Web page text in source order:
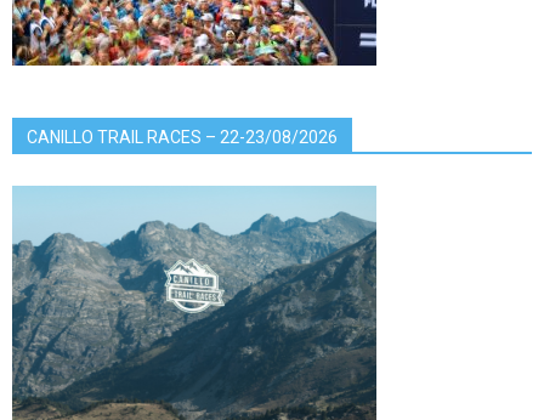
CANILLO TRAIL RACES – 22-23/08/2026